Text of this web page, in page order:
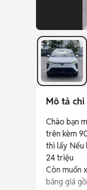
Mô tả
Chào bạn
trên kèm
thì lấy Nếu
24 triệu
Còn muốn
bảng giá